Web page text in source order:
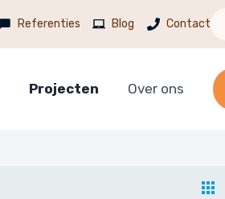
Referenties Blog Contact
Projecten Over ons